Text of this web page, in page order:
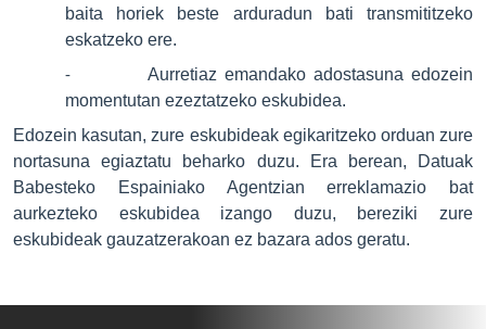
baita horiek beste arduradun bati transmititzeko
eskatzeko ere.
- Aurretiaz emandako adostasuna edozein
momentutan ezeztatzeko eskubidea.
Edozein kasutan, zure eskubideak egikaritzeko orduan zure
nortasuna egiaztatu beharko duzu. Era berean, Datuak
Babesteko Espainiako Agentzian erreklamazio bat
aurkezteko eskubidea izango duzu, bereziki zure
eskubideak gauzatzerakoan ez bazara ados geratu.